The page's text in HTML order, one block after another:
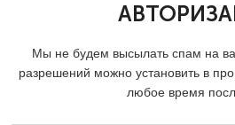
Мы не будем высылать спам на
разрешений можно установить в
любое время